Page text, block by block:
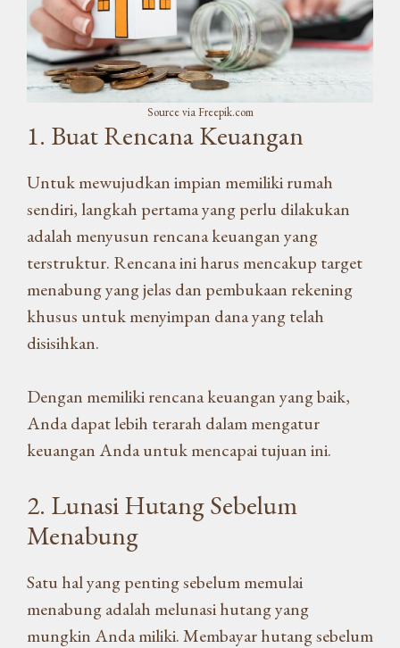
Source via Freepik.com
1. Buat Rencana Keuangan
Untuk mewujudkan impian memiliki rumah
sendiri, langkah pertama yang perlu dilakukan
adalah menyusun rencana keuangan yang
terstruktur. Rencana ini harus mencakup target
menabung yang jelas dan pembukaan rekening
khusus untuk menyimpan dana yang telah
disisihkan.
Dengan memiliki rencana keuangan yang baik,
Anda dapat lebih terarah dalam mengatur
keuangan Anda untuk mencapai tujuan ini.
2. Lunasi Hutang Sebelum
Menabung
Satu hal yang penting sebelum memulai
menabung adalah melunasi hutang yang
mungkin Anda miliki. Membayar hutang sebelum